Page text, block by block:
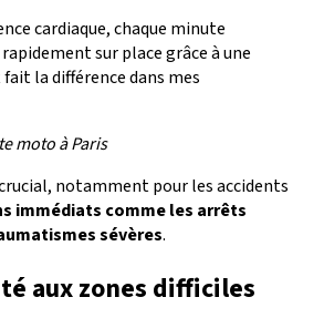
cardiaque, chaque minute
sur place grâce à une
la différence dans mes
moto à Paris
notamment pour les accidents
immédiats comme les arrêts
sévères.
aux zones difficiles